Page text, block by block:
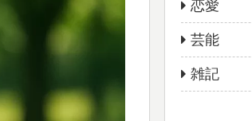
恋愛
芸能
雑記